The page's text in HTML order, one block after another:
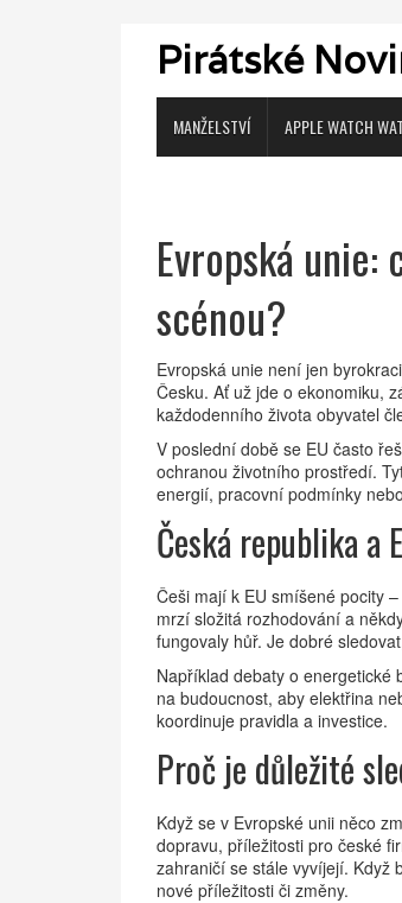
Pirátské
MANŽELSTVÍ APPLE WATCH
Evropská unie:
scénou?
Evropská unie není jen
Česku. Ať už jde o ekonomiku,
každodenního života obyvatel
V poslední době se EU často
ochranou životního prostředí.
energií, pracovní podmínky
Česká republika a
Češi mají k EU smíšené pocity
mrzí složitá rozhodování a
fungovaly hůř. Je dobré
Například debaty o energetické
na budoucnost, aby elektřina
koordinuje pravidla a investice.
Proč je důležité
Když se v Evropské unii něco
dopravu, příležitosti pro české
zahraničí se stále vyvíjejí. Když
nové příležitosti či změny.